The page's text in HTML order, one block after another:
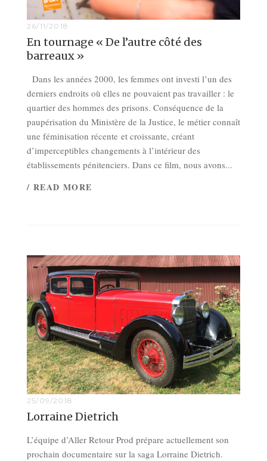
26/11/2018
En tournage « De l’autre côté des
barreaux »
Dans les années 2000, les femmes ont investi l’un des
derniers endroits où elles ne pouvaient pas travailler : le
quartier des hommes des prisons. Conséquence de la
paupérisation du Ministère de la Justice, le métier connaît
une féminisation récente et croissante, créant
d’imperceptibles changements à l’intérieur des
établissements pénitenciers. Dans ce film, nous avons...
/ READ MORE
25/09/2018
Lorraine Dietrich
L’équipe d’Aller Retour Prod prépare actuellement son
prochain documentaire sur la saga Lorraine Dietrich.